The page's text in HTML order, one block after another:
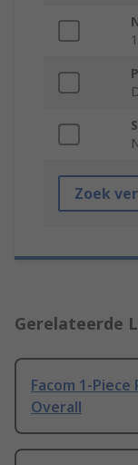
1
Zoek
Gerelateerde
Facom 1-Piece
Overall